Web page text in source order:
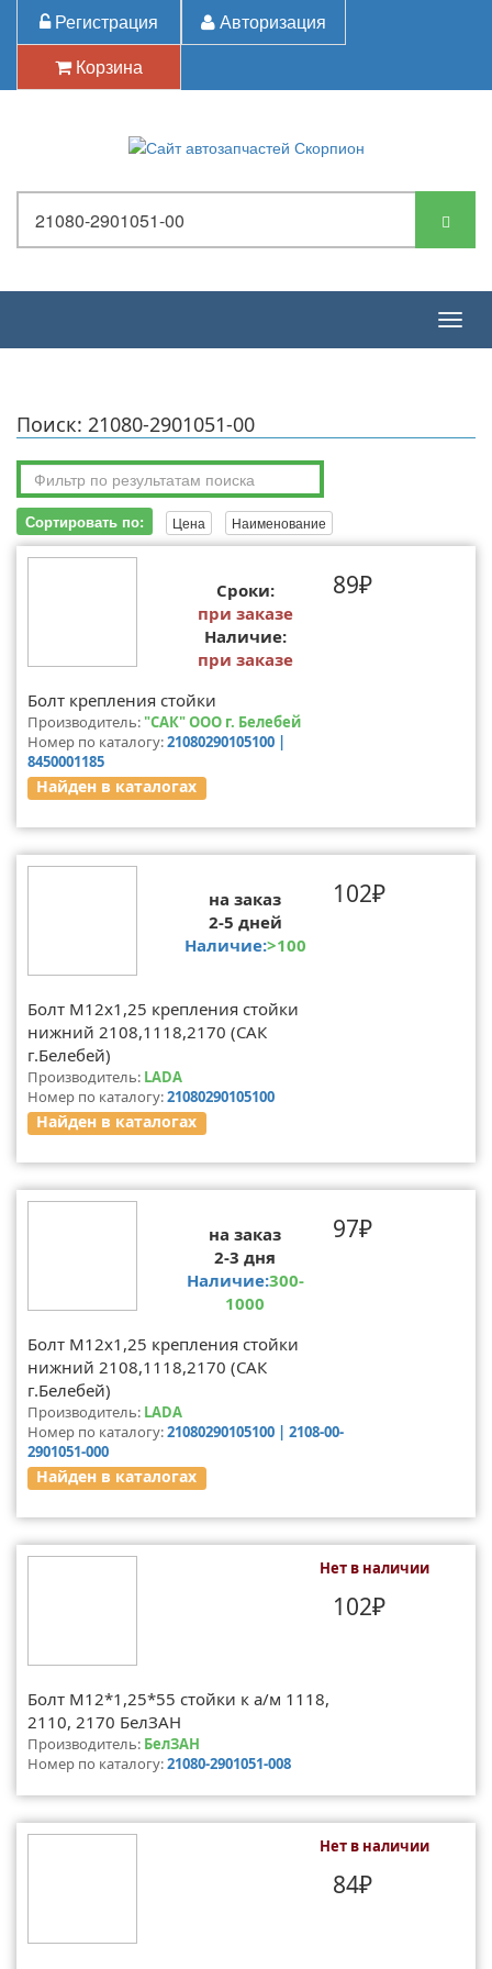
Регистрация
Авторизация
Корзина
Поиск: 21080-2901051-00
Сортировать по: Цена Наименование
Сроки:
при заказе
Наличие:
при заказе
89₽
Болт крепления стойки
Производитель: "САК" ООО г. Белебей
Номер по каталогу:21080290105100 |
8450001185
Найден в каталогах
на заказ
2-5 дней
Наличие:>100
102₽
Болт М12х1,25 крепления стойки
нижний 2108,1118,2170 (САК
г.Белебей)
Производитель: LADA
Номер по каталогу:21080290105100
Найден в каталогах
на заказ
2-3 дня
Наличие:300-
1000
97₽
Болт М12х1,25 крепления стойки
нижний 2108,1118,2170 (САК
г.Белебей)
Производитель: LADA
Номер по каталогу:21080290105100 | 2108-00-
2901051-000
Найден в каталогах
Нет в наличии
102₽
Болт М12*1,25*55 стойки к а/м 1118,
2110, 2170 БелЗАН
Производитель: БелЗАН
Номер по каталогу:21080-2901051-008
Нет в наличии
84₽